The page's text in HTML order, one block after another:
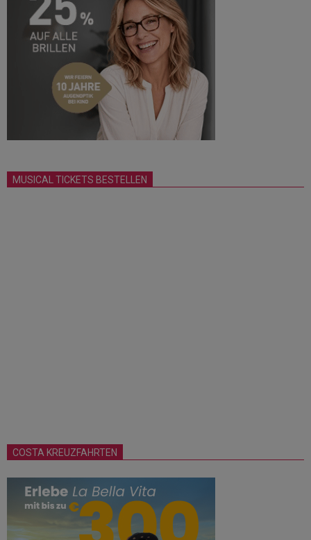
MUSICAL TICKETS BESTELLEN
COSTA KREUZFAHRTEN